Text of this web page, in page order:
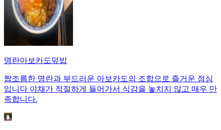
명란아보카도덮밥
짭조름한 명란과 부드러운 아보카도의 조합으로 즐거운 점심
입니다 야채가 적절하게 들어가서 식감을 놓치지 않고 매우 만
족합니다.